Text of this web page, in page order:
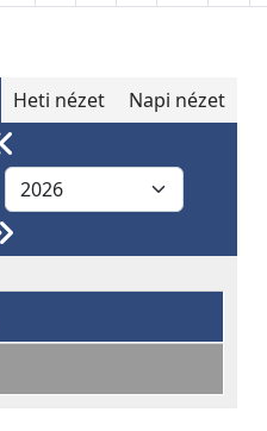
Heti nézet Napi nézet